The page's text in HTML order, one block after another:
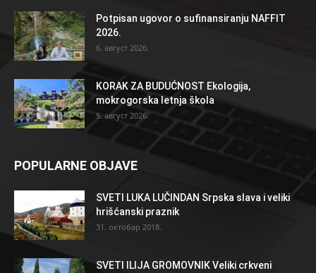
Potpisan ugovor o sufinansiranju NAFFIT
2026.
6. август 2026.
KORAK ZA BUDUĆNOST Ekologija,
mokrogorska letnja škola
5. август 2026.
POPULARNE OBJAVE
SVETI LUKA LUČINDAN Srpska slava i veliki
hrišćanski praznik
31. октобар 2018.
SVETI ILIJA GROMOVNIK Veliki crkveni